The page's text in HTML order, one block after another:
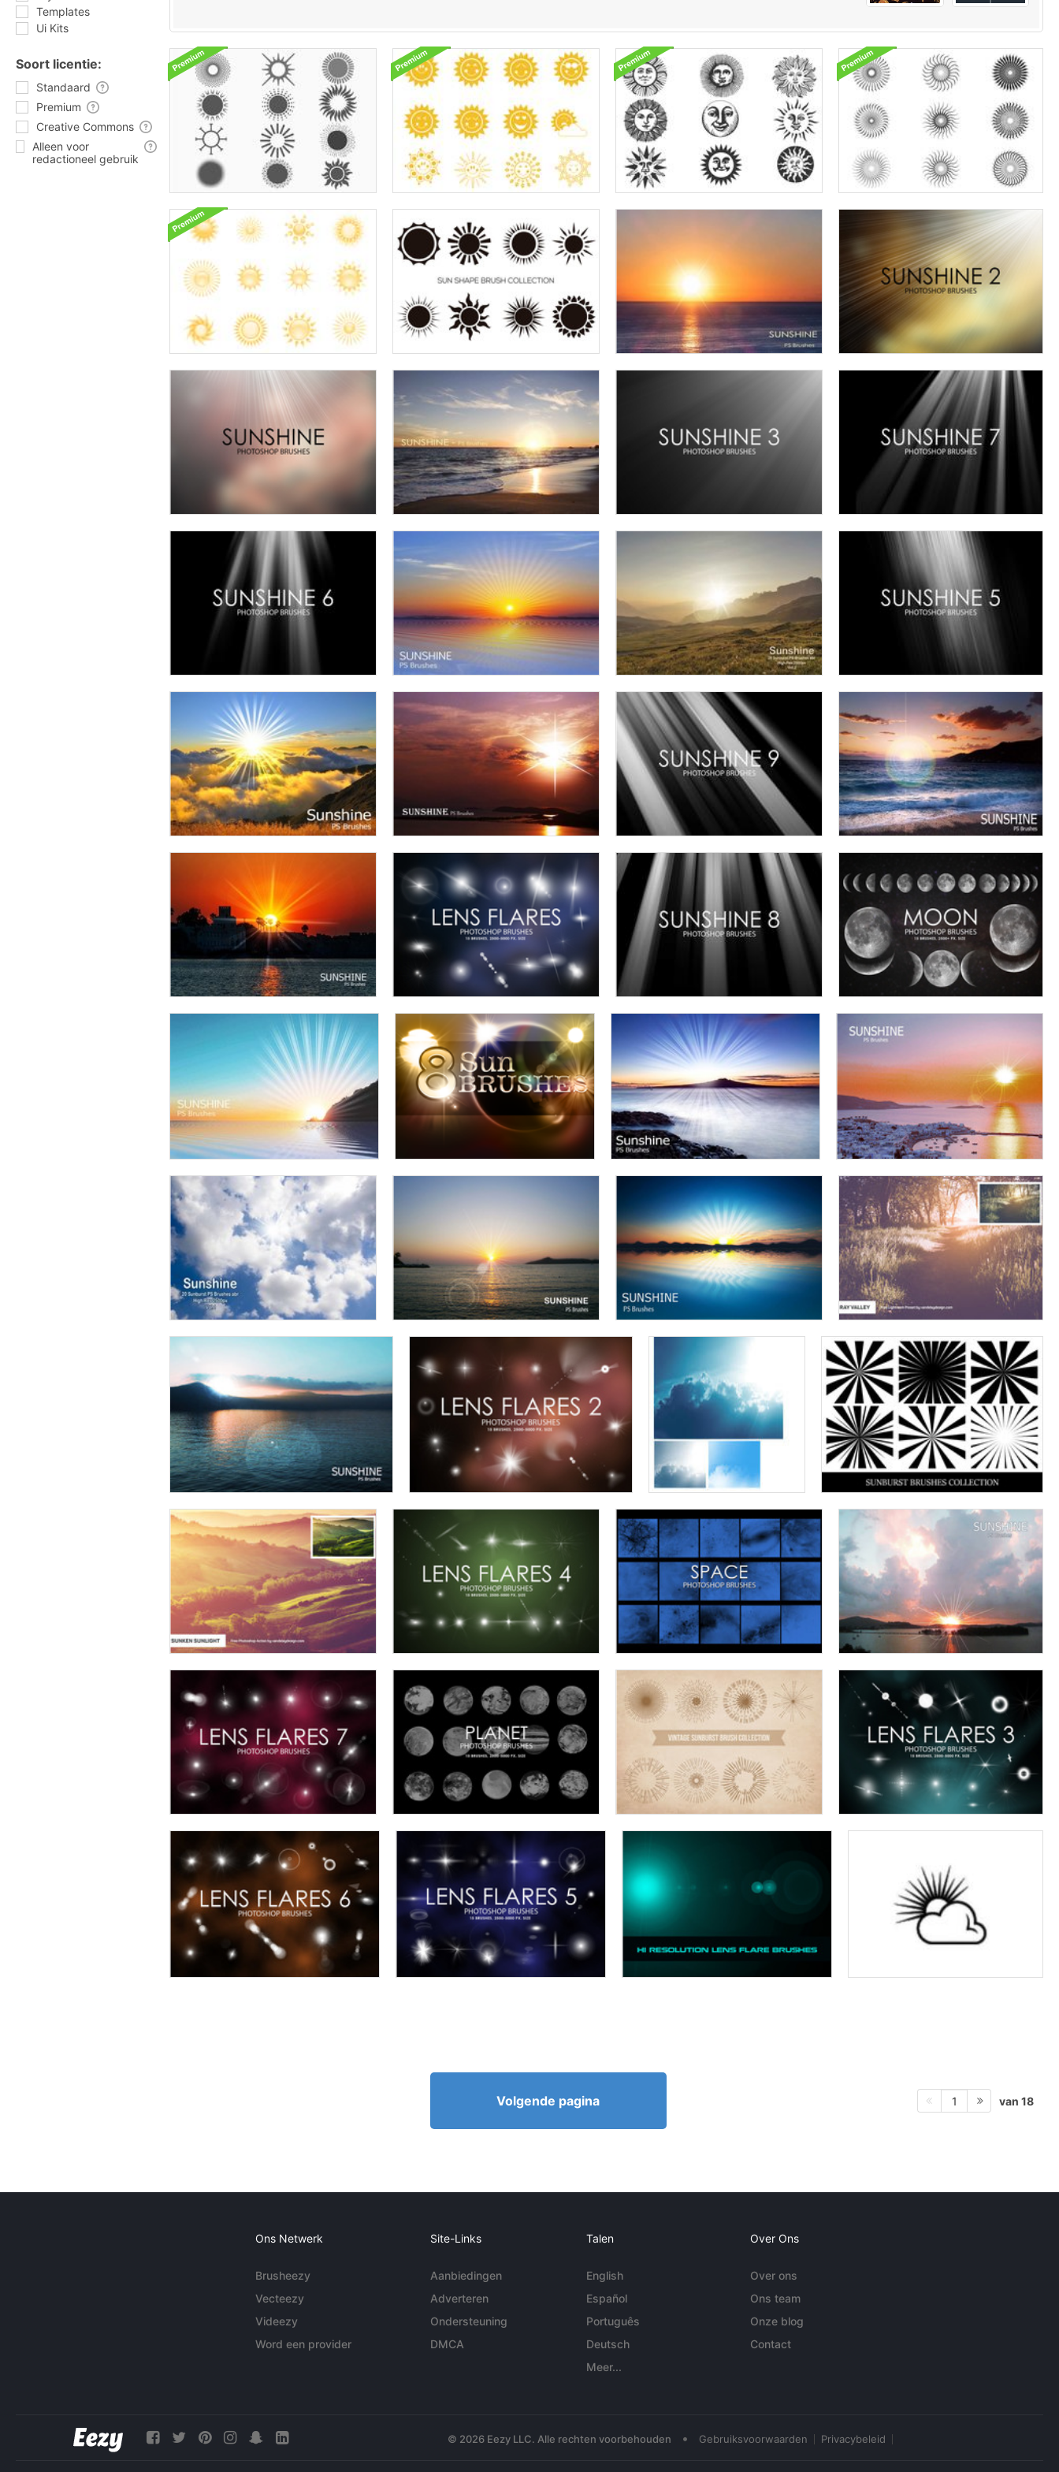
Templates
Ui Kits
Soort licentie:
Standaard
Premium
Creative Commons
Alleen voor
redactioneel gebruik
Volgende pagina 1 van 18
Ons Netwerk
Brusheezy
Vecteezy
Videezy
Word een provider
Site-Links
Aanbiedingen
Adverteren
Ondersteuning
DMCA
Talen
English
Español
Português
Deutsch
Meer...
Over Ons
Over ons
Ons team
Onze blog
Contact
© 2026 Eezy LLC. Alle rechten voorbehouden • Gebruiksvoorwaarden Privacybeleid